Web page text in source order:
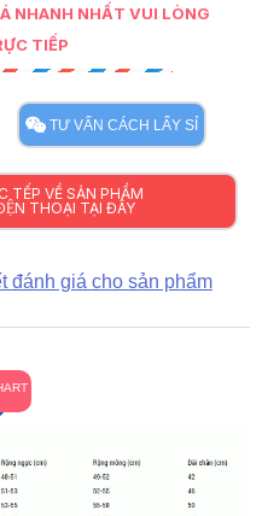
đánh giá cho sản phẩm
NHANH NHẤT VUI LÒNG
TIẾP
TƯ VẤN CÁCH LẤY SỈ
TẾP VỀ SẢN PHẨM
THOẠI TẠI ĐÂY